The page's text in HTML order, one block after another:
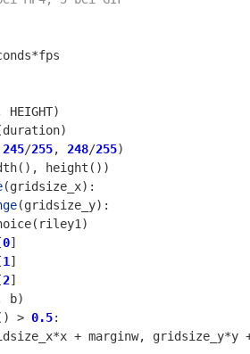
*fps
HEIGHT)
duration)
245/255, 248/255)
(), height ())
(gridsize_x):
(gridsize_y):
( riley1 )
[0]
[1 ]
[2]
b)
> 0.5:
*x + marginw, gridsize_y*y